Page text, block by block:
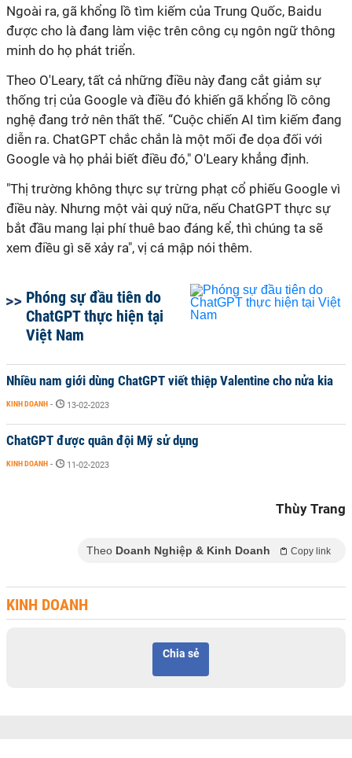
Ngoài ra, gã khổng lồ tìm kiếm của Trung Quốc, Baidu
được cho là đang làm việc trên công cụ ngôn ngữ thông
minh do họ phát triển.
Theo O'Leary, tất cả những điều này đang cắt giảm sự
thống trị của Google và điều đó khiến gã khổng lồ công
nghệ đang trở nên thất thế. “Cuộc chiến AI tìm kiếm đang
diễn ra. ChatGPT chắc chắn là một mối đe dọa đối với
Google và họ phải biết điều đó," O'Leary khẳng định.
"Thị trường không thực sự trừng phạt cổ phiếu Google vì
điều này. Nhưng một vài quý nữa, nếu ChatGPT thực sự
bắt đầu mang lại phí thuê bao đáng kể, thì chúng ta sẽ
xem điều gì sẽ xảy ra", vị cá mập nói thêm.
Phóng sự đầu tiên do
ChatGPT thực hiện tại
Việt Nam
Nhiều nam giới dùng ChatGPT viết thiệp Valentine cho nửa kia
KINH DOANH - 13-02-2023
ChatGPT được quân đội Mỹ sử dụng
KINH DOANH - 11-02-2023
Thùy Trang
Theo Doanh Nghiệp & Kinh Doanh Copy link
KINH DOANH
Chia sẻ